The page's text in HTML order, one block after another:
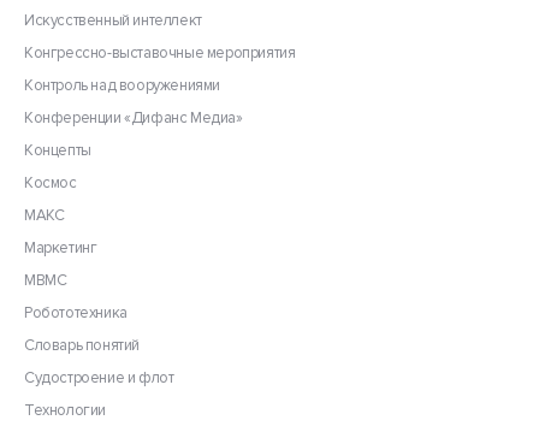
Искусственный интеллект
Конгрессно-выставочные мероприятия
Контроль над вооружениями
Конференции «Дифанс Медиа»
Концепты
Космос
МАКС
Маркетинг
МВМС
Робототехника
Словарь понятий
Судостроение и флот
Технологии